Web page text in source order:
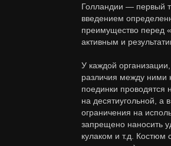
Голландии — первый
введением
преимущество перед
активным и
У каждой
различия между ними
поединки проводятся
на десятиугольной, а
ограничения на
запрещено наносить
кулаком и т.д. Костюм